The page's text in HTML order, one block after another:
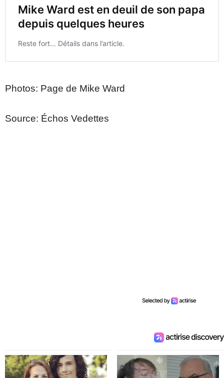
Photos: Page de Mike Ward
Source: Échos Vedettes